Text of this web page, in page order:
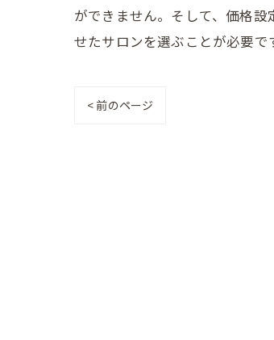
ができません。そして、価格
せたサロンを選ぶことが必要で
< 前のページ